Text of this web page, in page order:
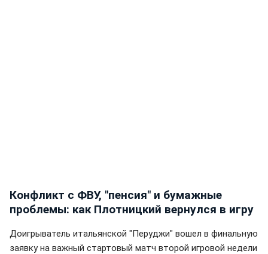
Конфликт с ФВУ, "пенсия" и бумажные
проблемы: как Плотницкий вернулся в игру
Доигрыватель итальянской "Перуджи" вошел в финальную
заявку на важный стартовый матч второй игровой недели